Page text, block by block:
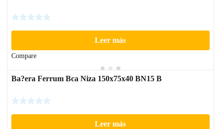
Leer más
Compare
Ba?era Ferrum Bca Niza 150x75x40 BN15 B
Leer más